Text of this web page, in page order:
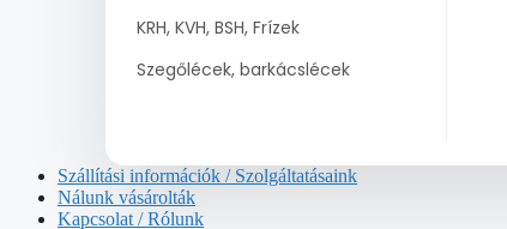
KRH, KVH, BSH, Frízek
Szegőlécek, barkácslécek
Szállítási információk / Szolgáltatásaink
Nálunk vásárolták
Kapcsolat / Rólunk